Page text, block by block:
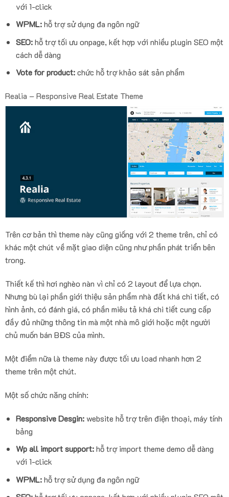
với 1-click
WPML:hỗ trợ sử dụng đa ngôn ngữ
SEO:hỗ trợ tối ưu onpage, kết hợp với nhiều plugin SEO một
cách dễ dàng
Vote for product:chức hỗ trợ khảo sát sản phẩm
Realia – Responsive Real Estate Theme
Trên cơ bản thì theme này cũng giống với 2 theme trên, chỉ có
khác một chút về mặt giao diện cũng như phần phát triển bên
trong.
Thiết kế thì hơi nghèo nàn vì chỉ có 2 layout để lựa chọn.
Nhưng bù lại phần giới thiệu sản phẩm nhà đất khá chi tiết, có
hình ảnh, có đánh giá, có phần miêu tả khá chi tiết cung cấp
đầy đủ những thông tin mà một nhà mô giới hoặc một người
chủ muốn bán BĐS của mình.
Một điểm nữa là theme này được tối ưu load nhanh hơn 2
theme trên một chút.
Một số chức năng chính:
Responsive Desgin:website hỗ trợ trên điện thoại, máy tính
bảng
Wp all import support:hỗ trợ import theme demo dễ dàng
với 1-click
WPML:hỗ trợ sử dụng đa ngôn ngữ